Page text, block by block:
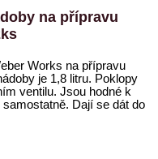
na přípravu
Works na přípravu
je 1,8 litru. Poklopy
ventilu. Jsou hodné k
Dají se dát do